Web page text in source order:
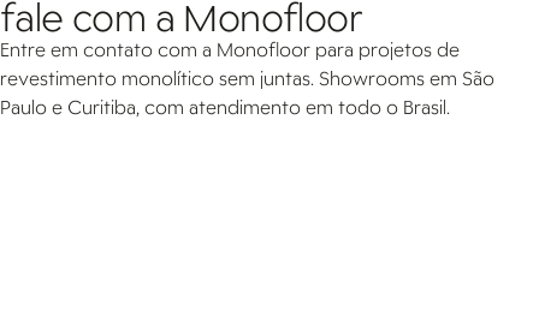
fale com a Monofloor
Entre em contato com a Monofloor para projetos de
revestimento monolítico sem juntas. Showrooms em São
Paulo e Curitiba, com atendimento em todo o Brasil.